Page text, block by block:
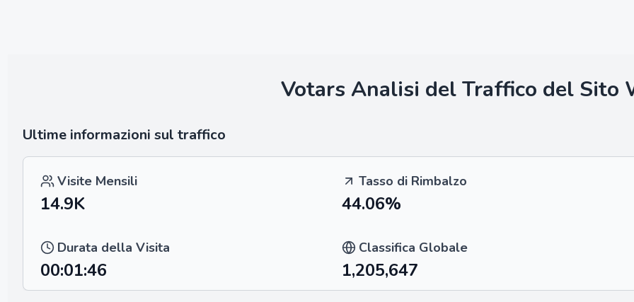
Votars Analisi del Traffico del Sito
Ultime informazioni sul traffico
Visite Mensili Tasso di Rimbalzo
14.9K 44.06%
Durata della Visita Classifica Globale
00:01:46 1,205,647